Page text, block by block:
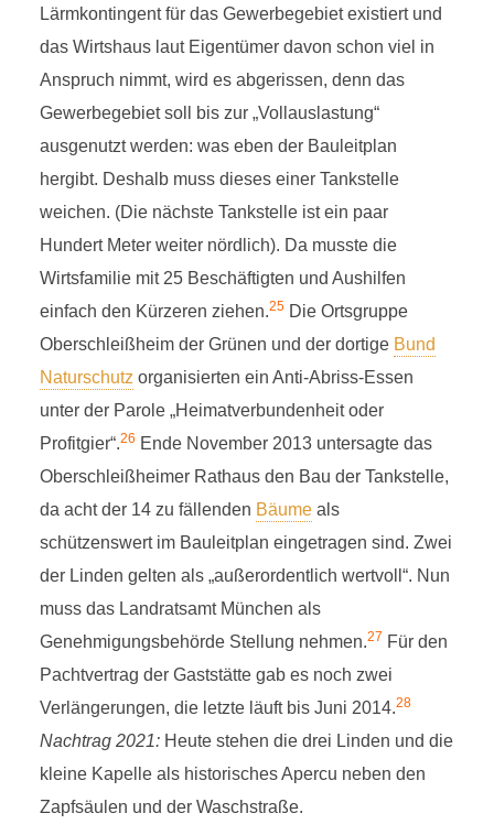
Lärmkontingent für das Gewerbegebiet existiert und
das Wirtshaus laut Eigentümer davon schon viel in
Anspruch nimmt, wird es abgerissen, denn das
Gewerbegebiet soll bis zur „Vollauslastung“
ausgenutzt werden: was eben der Bauleitplan
hergibt. Deshalb muss dieses einer Tankstelle
weichen. (Die nächste Tankstelle ist ein paar
Hundert Meter weiter nördlich). Da musste die
Wirtsfamilie mit 25 Beschäftigten und Aushilfen
einfach den Kürzeren ziehen.25Die Ortsgruppe
Oberschleißheim der Grünen und der dortige Bund
Naturschutz organisierten ein Anti-Abriss-Essen
unter der Parole „Heimatverbundenheit oder
Profitgier“.26 Ende November 2013 untersagte das
Oberschleißheimer Rathaus den Bau der Tankstelle,
da acht der 14 zu fällenden Bäumeals
schützenswert im Bauleitplan eingetragen sind. Zwei
der Linden gelten als „außerordentlich wertvoll“. Nun
muss das Landratsamt München als
Genehmigungsbehörde Stellung nehmen.27 Für den
Pachtvertrag der Gaststätte gab es noch zwei
Verlängerungen, die letzte läuft bis Juni 2014.28
Nachtrag 2021: Heute stehen die drei Linden und die
kleine Kapelle als historisches Apercu neben den
Zapfsäulen und der Waschstraße.